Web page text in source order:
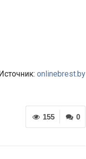
onlinebrest.by
0
155